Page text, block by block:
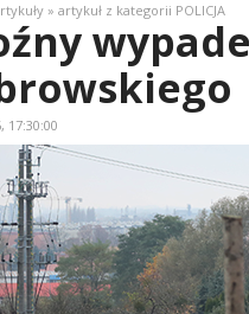
» artykuł z kategorii POLICJA
17:30:00